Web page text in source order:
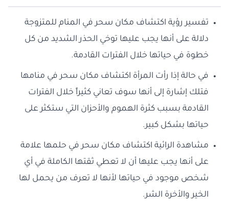
تفسير رؤية اكتشاف مكان سحر في المنام للمتزوجة
دلالة على أنها يجب عليها توخي الحذر الشديد من كل
خطوة في حياتها خلال الفترات القادمة.
في حالة إذا رأت المرأة اكتشاف مكان سحر في منامها
فتلك إشارة إلى أنها سوف تعاني كثيراً خلال الفترات
القادمة بسبب كثرة الهموم والأحزان التي ستكثر على
حياتها بشكل كبير.
مشاهدة الرائية اكتشاف مكان سحر في حلمها علامة
على أنها يجب عليها أن لا تعطي ثقتها الكاملة في أي
شخص موجود في حياتها لأنها لا تعرف من يحمل لها
الخير والأخرة الشر.